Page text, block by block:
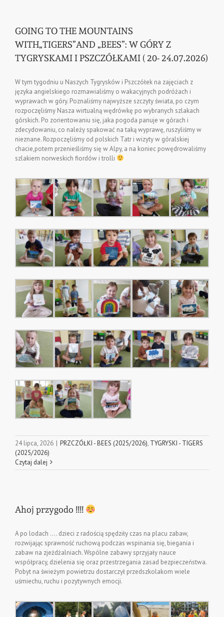
GOING TO THE MOUNTAINS
WITH„TIGERS”AND „BEES”: W GÓRY Z
TYGRYSKAMI I PSZCZÓŁKAMI ( 20- 24.07.2026)
W tym tygodniu u Naszych Tygrysków i Pszczółek na zajęciach z
języka angielskiego rozmawialiśmy o wakacyjnych podróżach i
wyprawach w góry. Poznaliśmy najwyższe szczyty świata, po czym
rozpoczęliśmy Nasza wirtualną wędrówkę po wybranych szlakach
górskich. Po zorientowaniu się, jaka pogoda panuje w górach i
zdecydowaniu, co należy spakować na taką wyprawę, ruszyliśmy w
nieznane. Rozpoczęliśmy od polskich Tatr i wizyty w góralskiej
chacie,potem przenieśliśmy się w Alpy, a na koniec powędrowaliśmy
szlakiem norweskich fiordów i trolli
24 lipca, 2026 | PRZCZÓŁKI - BEES (2025/2026), TYGRYSKI - TIGERS
(2025/2026)
Czytaj dalej
Ahoj przygodo !!!!
A po lodach …. dzieci z radością spędziły czas na placu zabaw,
rozwijając sprawność ruchową podczas wspinania się, biegania i
zabaw na zjeżdżalniach. Wspólne zabawy sprzyjały nauce
współpracy, dzielenia się oraz przestrzegania zasad bezpieczeństwa.
Pobyt na świeżym powietrzu dostarczył przedszkolakom wiele
uśmiechu, ruchu i pozytywnych emocji.